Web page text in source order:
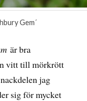
Gem´
är bra
vitt till mörkrött
jag
sig för mycket